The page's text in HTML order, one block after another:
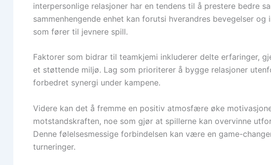
interpersonlige relasjoner har en tendens til å prestere bedre
sammenhengende enhet kan forutsi hverandres bevegelser og
som fører til jevnere spill.
Faktorer som bidrar til teamkjemi inkluderer delte erfaringer,
et støttende miljø. Lag som prioriterer å bygge relasjoner
forbedret synergi under kampene.
Videre kan det å fremme en positiv atmosfære øke
motstandskraften, noe som gjør at spillerne kan overvinne
Denne følelsesmessige forbindelsen kan være en game-
turneringer.